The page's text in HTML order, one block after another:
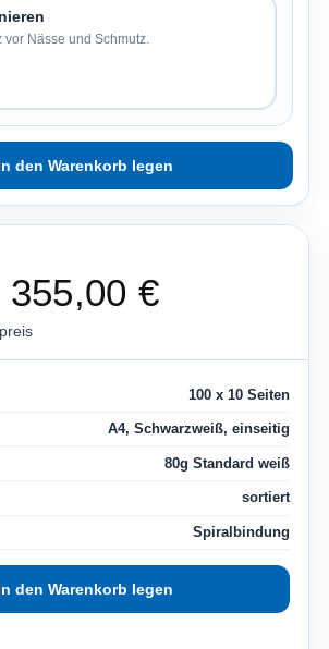
vor Nässe und Schmutz.
355,00 €
100 x 10 Seiten
A4, Schwarzweiß, einseitig
80g Standard weiß
sortiert
Spiralbindung